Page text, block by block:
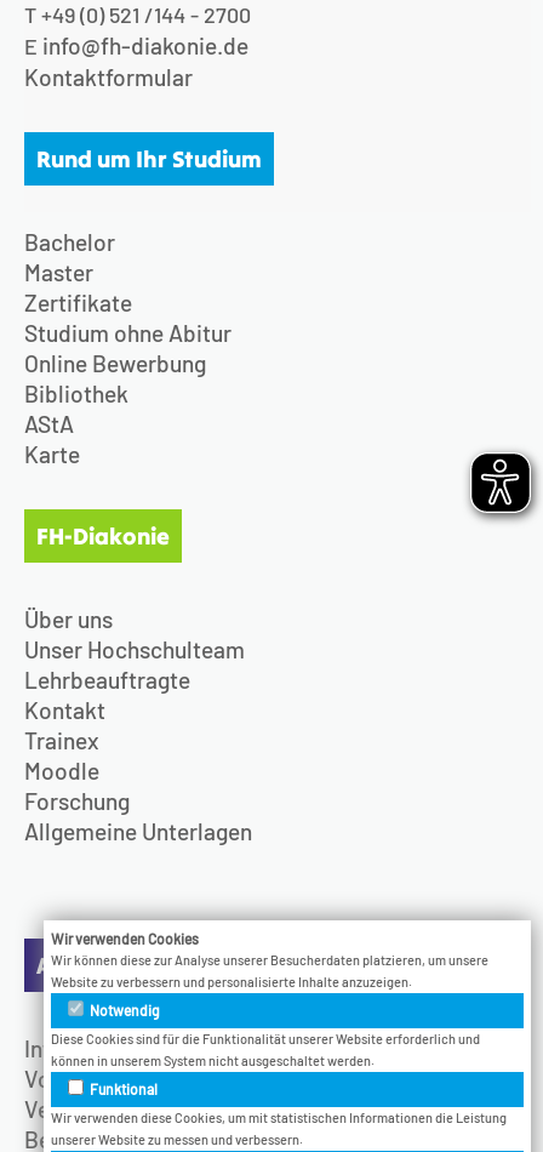
T +49 (0) 521 /144 - 2700
E info@fh-diakonie.de
Kontaktformular
Rund um Ihr Studium
Bachelor
Master
Zertifikate
Studium ohne Abitur
Online Bewerbung
Bibliothek
AStA
Karte
FH-Diakonie
Über uns
Unser Hochschulteam
Lehrbeauftragte
Kontakt
Trainex
Moodle
Forschung
Allgemeine Unterlagen
Aktuelles
Infotage
Vodcast
Veranstaltungen
Bethel.Jetzt
Wir verwenden Cookies
Wir können diese zur Analyse unserer Besucherdaten platzieren, um unsere
Website zu verbessern und personalisierte Inhalte anzuzeigen.
Notwendig
Diese Cookies sind für die Funktionalität unserer Website erforderlich und
können in unserem System nicht ausgeschaltet werden.
Funktional
Wir verwenden diese Cookies, um mit statistischen Informationen die Leistung
unserer Website zu messen und verbessern.